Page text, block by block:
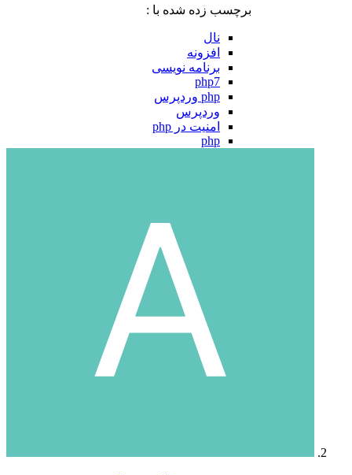
برچسب زده شده با :
نال
افزونه
برنامه نویسی
php7
php وردپرس
وردپرس
امنیت در php
php